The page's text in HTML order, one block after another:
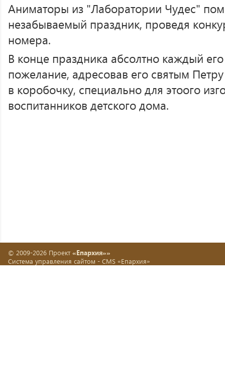
Аниматоры из "Лаборатории Чудес"
незабываемый праздник, проведя
номера.
В конце праздника абсолтно каждый
пожелание, адресовав его святым
в коробочку, специально для этоого
воспитанников детского дома.
© 2009-2026 Проект «Епархия»»
Система управления сайтом - CMS «Епархия»